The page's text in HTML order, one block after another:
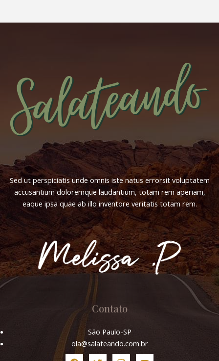
Sed ut perspiciatis unde omnis iste natus errorsit voluptatem
accusantium doloremque laudantium, totam rem aperiam,
eaque ipsa quae ab illo inventore veritatis totam rem.
Contato
São Paulo-SP
ola@salateando.com.br